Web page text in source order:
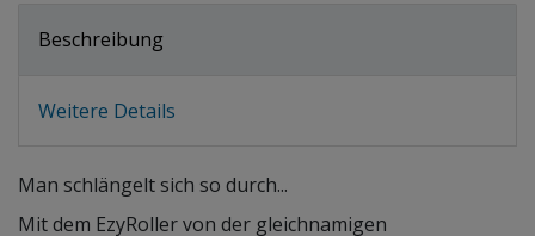
Beschreibung
Weitere Details
Man schlängelt sich so durch...
Mit dem EzyRoller von der gleichnamigen